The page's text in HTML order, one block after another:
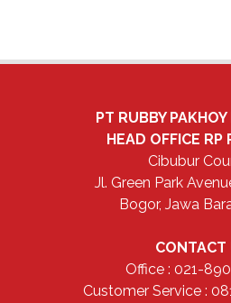
PT RUBBY
HEAD OFFICE RP
Cibubur
Jl. Green Park
Bogor, Jawa
CONTACT
Office : 021-
Customer Service :